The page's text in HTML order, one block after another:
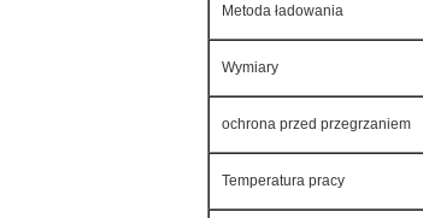
Metoda ładowania
Wymiary
ochrona przed przegrzaniem
Temperatura pracy